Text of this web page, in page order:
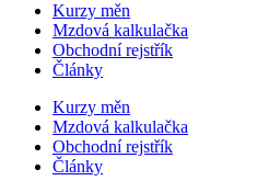
Kurzy měn
Mzdová kalkulačka
Obchodní rejstřík
Články
Kurzy měn
Mzdová kalkulačka
Obchodní rejstřík
Články